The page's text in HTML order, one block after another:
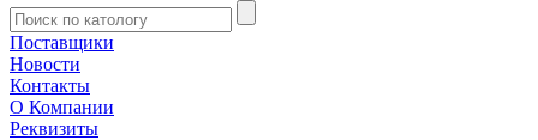
Поставщики
Новости
Контакты
О Компании
Реквизиты